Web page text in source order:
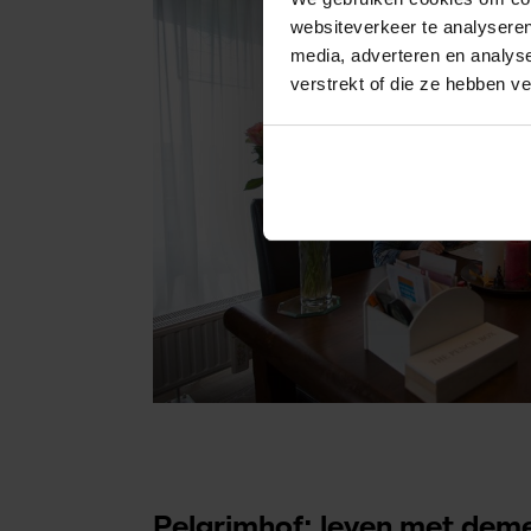
websiteverkeer te
media, adverteren en
verstrekt of die ze hebben